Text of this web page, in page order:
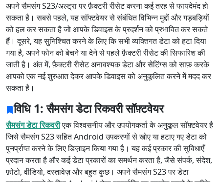
अपने सैमसंग S23/अल्ट्रा पर फ़ैक्टरी रीसेट करना कई तरह से फायदेमंद हो
सकता है। सबसे पहले, यह सॉफ्टवेयर से संबंधित विभिन्न मुद्दों और गड़बड़ियों
को हल कर सकता है जो आपके डिवाइस के प्रदर्शन को प्रभावित कर सकते
हैं। दूसरे, यह सुनिश्चित करने के लिए कि सभी व्यक्तिगत डेटा को हटा दिया
गया है, अपने फोन को बेचने या देने से पहले फ़ैक्टरी रीसेट की सिफारिश की
जाती है। अंत में, फ़ैक्टरी रीसेट अनावश्यक डेटा और सेटिंग्स को साफ़ करके
आपको एक नई शुरुआत देकर आपके डिवाइस को अनुकूलित करने में मदद कर
सकता है।
विधि 1: सैमसंग डेटा रिकवरी सॉफ़्टवेयर
सैमसंग डेटा रिकवरीएक विश्वसनीय और उपयोगकर्ता के अनुकूल सॉफ़्टवेयर है
जिसे सैमसंग S23 सहित Android उपकरणों से खोए या हटाए गए डेटा को
पुनर्प्राप्त करने के लिए डिज़ाइन किया गया है। यह कई प्रकार की सुविधाएँ
प्रदान करता है और कई डेटा प्रकारों का समर्थन करता है, जैसे संपर्क, संदेश,
फ़ोटो, वीडियो, दस्तावेज़ और बहुत कुछ। अपने सैमसंग S23 पर डेटा